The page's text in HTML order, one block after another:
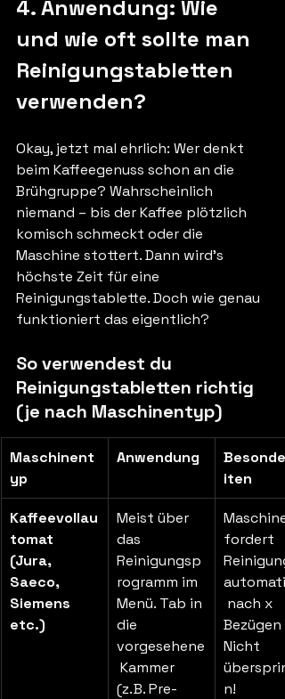
4. Anwendung: Wie
und wie oft sollte man
Reinigungstabletten
verwenden?
Okay, jetzt mal ehrlich: Wer denkt
beim Kaffeegenuss schon an die
Brühgruppe? Wahrscheinlich
niemand – bis der Kaffee plötzlich
komisch schmeckt oder die
Maschine stottert. Dann wird's
höchste Zeit für eine
Reinigungstablette. Doch wie genau
funktioniert das eigentlich?
So verwendest du
Reinigungstabletten richtig
(je nach Maschinentyp)
Maschinent
yp
Anwendung
iten
Kaffeevollau
tomat
(Jura,
Saeco,
Siemens
etc.)
Meist über
das
Reinigungsp
rogramm im
Menü. Tab in
die
vorgesehene
Kammer
(z. B. Pre-
Maschine
fordert
Reinigung
nach x
Bezügen
Nicht
n!